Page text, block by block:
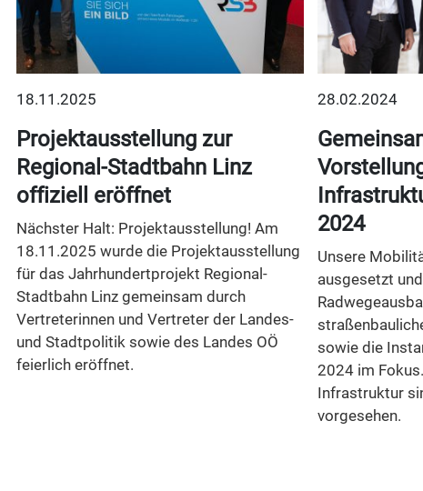
18.11.2025
Projektausstellung zur
Regional-Stadtbahn Linz
offiziell eröffnet
Nächster Halt: Projektausstellung! Am
18.11.2025 wurde die Projektausstellung
für das Jahrhundertprojekt Regional-
Stadtbahn Linz gemeinsam durch
Vertreterinnen und Vertreter der Landes-
und Stadtpolitik sowie des Landes OÖ
feierlich eröffnet.
28.02.2024
2024
Unsere
ausgesetzt
sowie die
2024 im
Infrastruktur
vorgesehen.